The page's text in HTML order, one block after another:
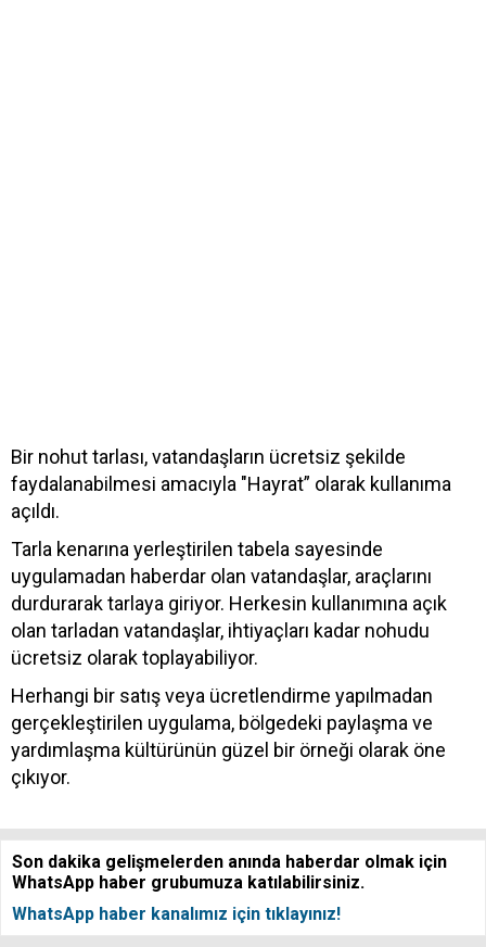
Bir nohut tarlası, vatandaşların ücretsiz şekilde
faydalanabilmesi amacıyla "Hayrat” olarak kullanıma
açıldı.
Tarla kenarına yerleştirilen tabela sayesinde
uygulamadan haberdar olan vatandaşlar, araçlarını
durdurarak tarlaya giriyor. Herkesin kullanımına açık
olan tarladan vatandaşlar, ihtiyaçları kadar nohudu
ücretsiz olarak toplayabiliyor.
Herhangi bir satış veya ücretlendirme yapılmadan
gerçekleştirilen uygulama, bölgedeki paylaşma ve
yardımlaşma kültürünün güzel bir örneği olarak öne
çıkıyor.
Son dakika gelişmelerden anında haberdar olmak için
WhatsApp haber grubumuza katılabilirsiniz.
WhatsApp haber kanalımız için tıklayınız!